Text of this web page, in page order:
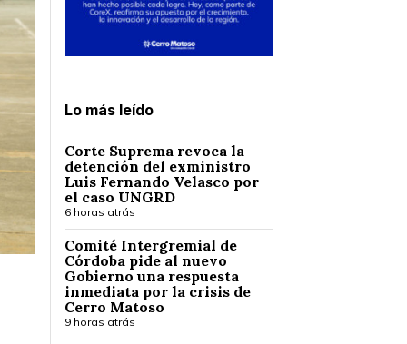
Lo más leído
Corte Suprema revoca la
detención del exministro
Luis Fernando Velasco por
el caso UNGRD
6 horas atrás
Comité Intergremial de
Córdoba pide al nuevo
Gobierno una respuesta
inmediata por la crisis de
Cerro Matoso
9 horas atrás